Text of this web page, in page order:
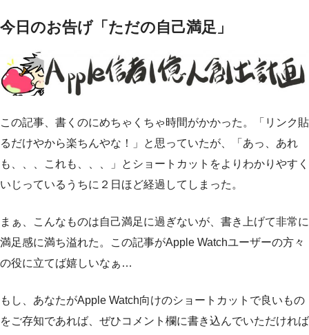
今日のお告げ「ただの自己満足」
この記事、書くのにめちゃくちゃ時間がかかった。「リンク貼
るだけやから楽ちんやな！」と思っていたが、「あっ、あれ
も、、、これも、、、」とショートカットをよりわかりやすく
いじっているうちに２日ほど経過してしまった。
まぁ、こんなものは自己満足に過ぎないが、書き上げて非常に
満足感に満ち溢れた。この記事がApple Watchユーザーの方々
の役に立てば嬉しいなぁ…
もし、あなたがApple Watch向けのショートカットで良いもの
をご存知であれば、ぜひコメント欄に書き込んでいただければ